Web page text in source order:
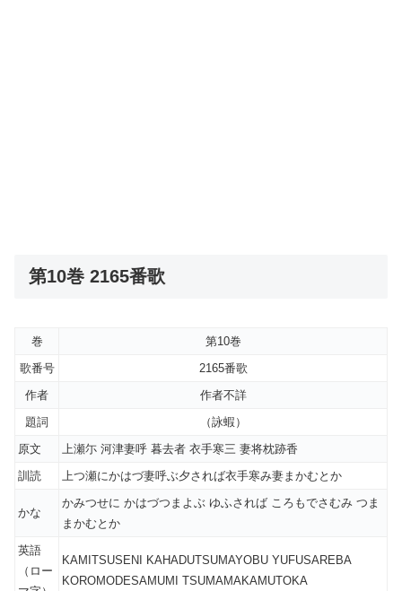
第10巻 2165番歌
巻
第10巻
歌番号
2165番歌
作者
作者不詳
題詞
（詠蝦）
原文
上瀬尓 河津妻呼 暮去者 衣手寒三 妻将枕跡香
訓読
上つ瀬にかはづ妻呼ぶ夕されば衣手寒み妻まかむとか
かな
かみつせに かはづつまよぶ ゆふされば ころもでさむみ つま
まかむとか
英語
（ロー
KAMITSUSENI KAHADUTSUMAYOBU YUFUSAREBA
KOROMODESAMUMI TSUMAMAKAMUTOKA